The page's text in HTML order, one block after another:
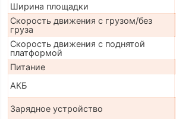
Ширина площадки
Скорость движения с грузом/без
груза
Скорость движения с поднятой
платформой
Питание
АКБ
Зарядное устройство